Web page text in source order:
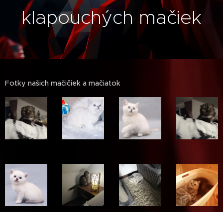
klapouchých mačiek
Fotky našich mačičiek a mačiatok 😻